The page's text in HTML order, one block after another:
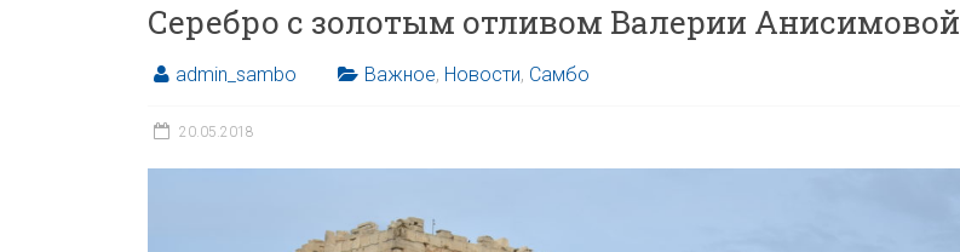
Серебро с золотым отливом Валерии Анисимовой
admin_sambo Важное, Новости, Самбо
20.05.2018